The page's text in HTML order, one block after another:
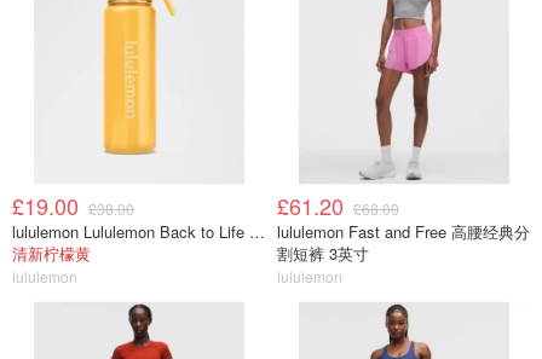
£19.00 £38.00
lululemon Lululemon Back to Life 运动水瓶 24oz 吸管盖
清新柠檬黄
lululemon
£61.20 £68.00
lululemon Fast and Free 高腰经典分
割短裤 3英寸
lululemon